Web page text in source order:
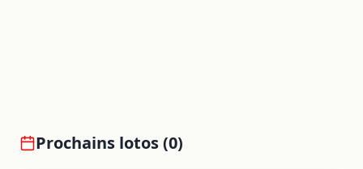
Prochains lotos (0)